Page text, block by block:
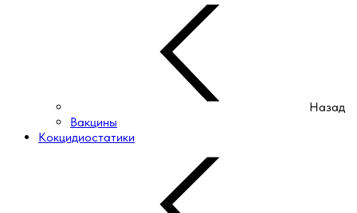
Назад
Вакцины
Кокцидиостатики